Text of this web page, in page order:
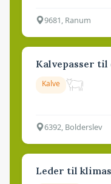
9681, Ranum
Kalvepasser
Kalve
6392, Bolderslev
Leder til